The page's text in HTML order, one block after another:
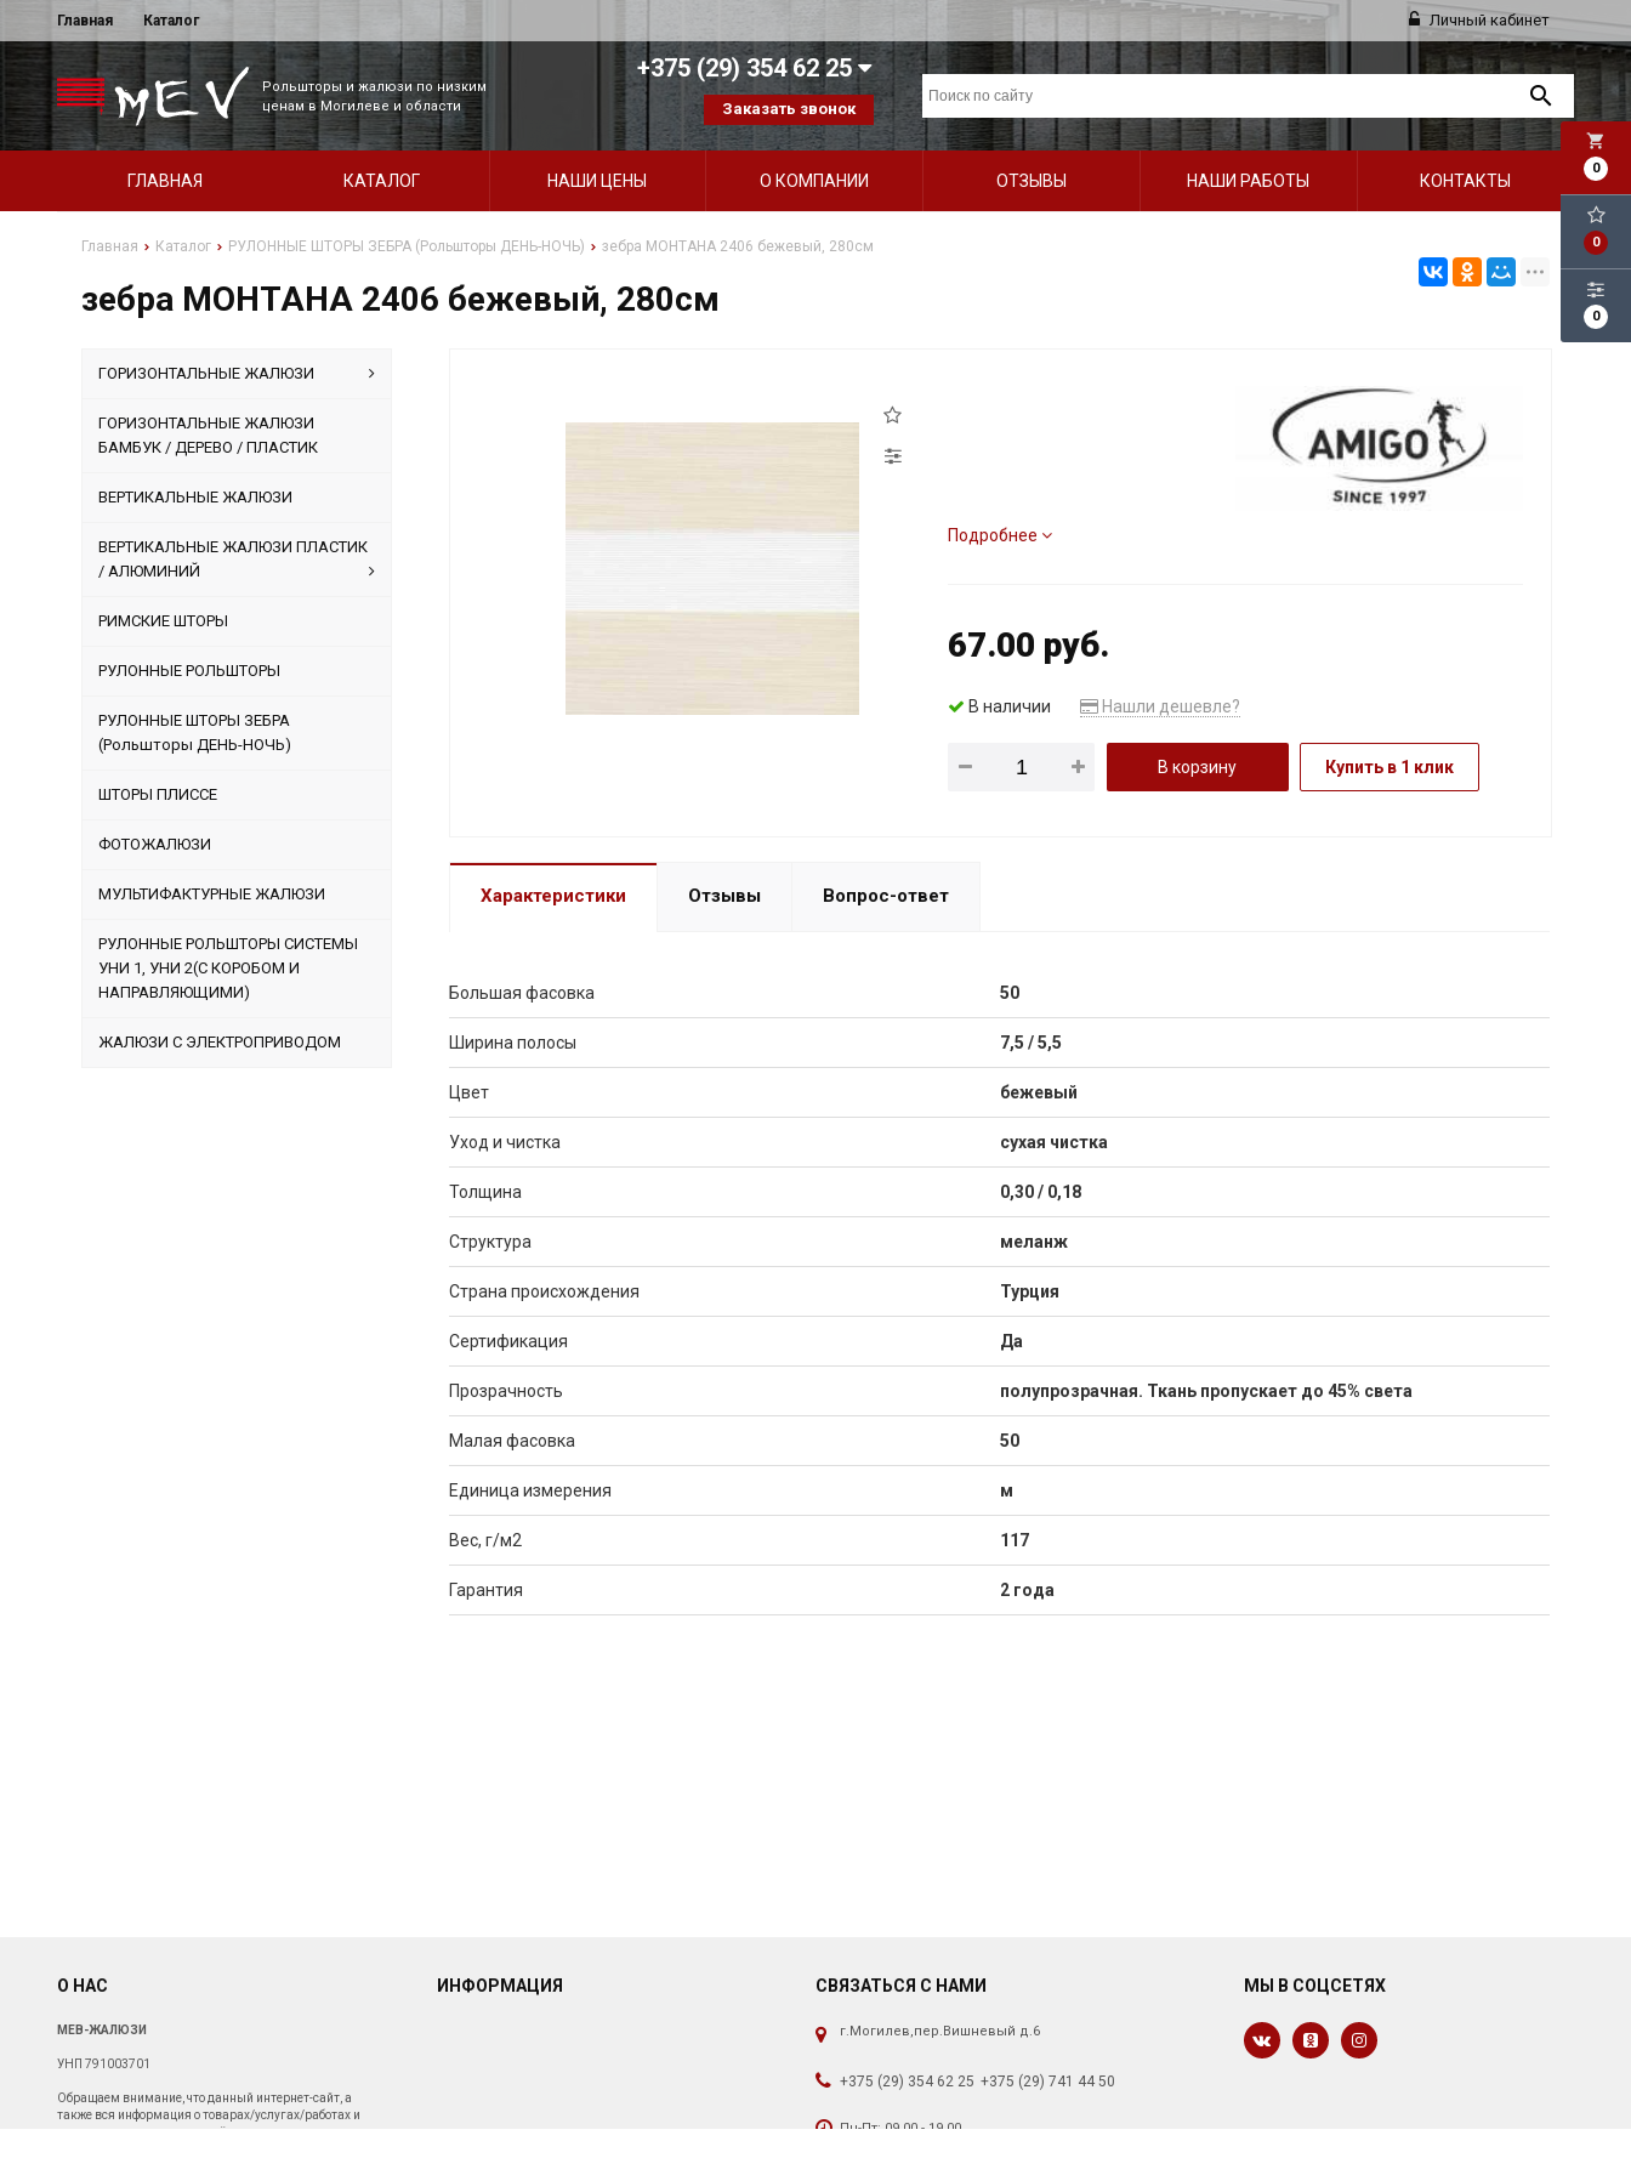
Главная Каталог Личный кабинет
Рольшторы и жалюзи по низким
ценам в Могилеве и области
+375 (29) 354 62 25
Заказать звонок
ГЛАВНАЯ КАТАЛОГ НАШИ ЦЕНЫ О КОМПАНИИ ОТЗЫВЫ НАШИ РАБОТЫ КОНТАКТЫ
Главная Каталог РУЛОННЫЕ ШТОРЫ ЗЕБРА (Рольшторы ДЕНЬ-НОЧЬ) зебра МОНТАНА 2406 бежевый, 280см
зебра МОНТАНА 2406 бежевый, 280см
local_grocery_store
0
0
0
ГОРИЗОНТАЛЬНЫЕ ЖАЛЮЗИ
ГОРИЗОНТАЛЬНЫЕ ЖАЛЮЗИ
БАМБУК / ДЕРЕВО / ПЛАСТИК
ВЕРТИКАЛЬНЫЕ ЖАЛЮЗИ
ВЕРТИКАЛЬНЫЕ ЖАЛЮЗИ ПЛАСТИК
/ АЛЮМИНИЙ
РИМСКИЕ ШТОРЫ
РУЛОННЫЕ РОЛЬШТОРЫ
РУЛОННЫЕ ШТОРЫ ЗЕБРА
(Рольшторы ДЕНЬ-НОЧЬ)
ШТОРЫ ПЛИССЕ
ФОТОЖАЛЮЗИ
МУЛЬТИФАКТУРНЫЕ ЖАЛЮЗИ
РУЛОННЫЕ РОЛЬШТОРЫ СИСТЕМЫ
УНИ 1, УНИ 2(С КОРОБОМ И
НАПРАВЛЯЮЩИМИ)
ЖАЛЮЗИ С ЭЛЕКТРОПРИВОДОМ
Подробнее
67.00 руб.
В наличии Нашли дешевле?
В корзину Купить в 1 клик
Характеристики Отзывы Вопрос-ответ
Большая фасовка 50
Ширина полосы 7,5 / 5,5
Цвет бежевый
Уход и чистка сухая чистка
Толщина 0,30 / 0,18
Структура меланж
Страна происхождения Турция
Сертификация Да
Прозрачность полупрозрачная. Ткань пропускает до 45% света
Малая фасовка 50
Единица измерения м
Вес, г/м2 117
Гарантия 2 года
О НАС
МЕВ-ЖАЛЮЗИ
УНП 791003701
Обращаем внимание, что данный интернет-сайт, а
также вся информация о товарах/услугах/работах и
ценах, представленная на нём, носит исключительно
ИНФОРМАЦИЯ СВЯЗАТЬСЯ С НАМИ
г.Могилев,пер.Вишневый д.6
+375 (29) 354 62 25 +375 (29) 741 44 50
Пн-Пт: 09.00 - 19.00
МЫ В СОЦСЕТЯХ